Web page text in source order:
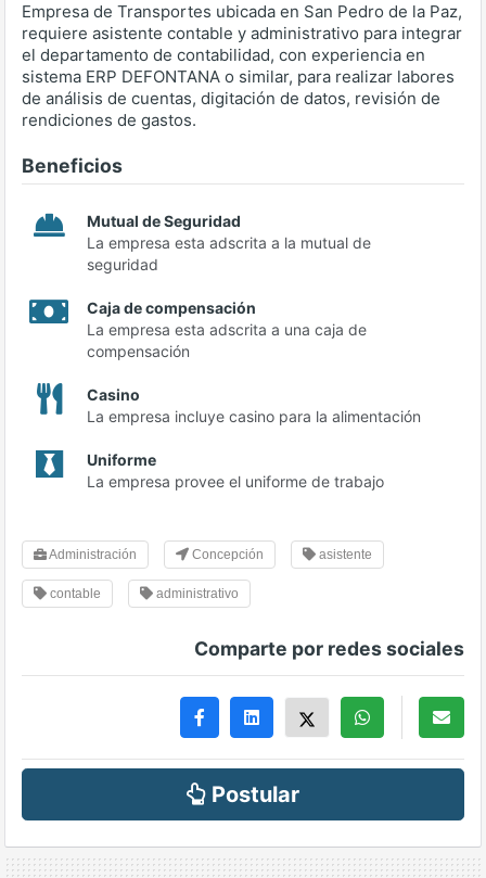
Empresa de Transportes ubicada en San Pedro de la Paz,
requiere asistente contable y administrativo para integrar
el departamento de contabilidad, con experiencia en
sistema ERP DEFONTANA o similar, para realizar labores
de análisis de cuentas, digitación de datos, revisión de
rendiciones de gastos.
Beneficios
Mutual de Seguridad
La empresa esta adscrita a la mutual de
seguridad
Caja de compensación
La empresa esta adscrita a una caja de
compensación
Casino
La empresa incluye casino para la alimentación
Uniforme
La empresa provee el uniforme de trabajo
Administración Concepción asistente
contable administrativo
Comparte por redes sociales
Postular